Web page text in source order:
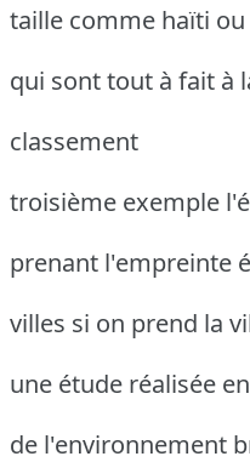
taille comme haïti
qui sont tout à fait à
classement
troisième exemple
prenant l'empreinte
villes si on prend la
une étude réalisée
de l'environnement